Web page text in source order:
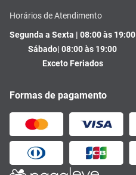
Horários de Atendimento
Segunda a Sexta | 08:00 às 19:00
Sábado| 08:00 às 19:00
Exceto Feriados
Formas de pagamento